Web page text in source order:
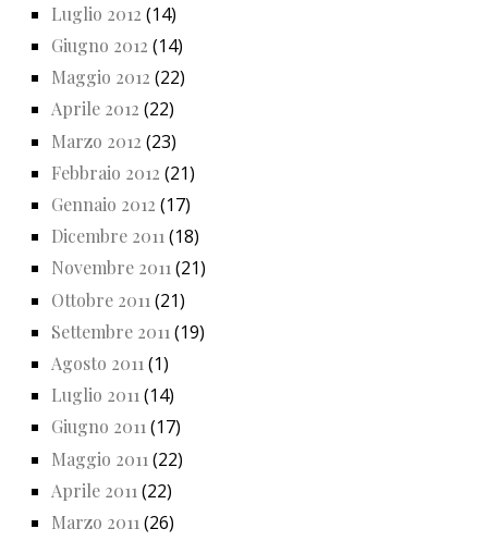
Luglio 2012 (14)
Giugno 2012 (14)
Maggio 2012 (22)
Aprile 2012 (22)
Marzo 2012 (23)
Febbraio 2012 (21)
Gennaio 2012 (17)
Dicembre 2011(18)
Novembre 2011(21)
Ottobre 2011 (21)
Settembre 2011 (19)
Agosto 2011 (1)
Luglio 2011 (14)
Giugno 2011(17)
Maggio 2011 (22)
Aprile 2011 (22)
Marzo 2011 (26)